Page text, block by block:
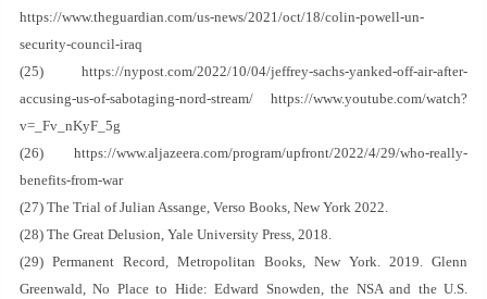
https://www.theguardian.com/us-news/2021/oct/18/colin-powell-un-
security-council-iraq
(25) https://nypost.com/2022/10/04/jeffrey-sachs-yanked-off-air-after-
accusing-us-of-sabotaging-nord-stream/ https://www.youtube.com/watch?
v=_Fv_nKyF_5g
(26) https://www.aljazeera.com/program/upfront/2022/4/29/who-really-
benefits-from-war
(27) The Trial of Julian Assange, Verso Books, New York 2022.
(28) The Great Delusion, Yale University Press, 2018.
(29) Permanent Record, Metropolitan Books, New York. 2019. Glenn
Greenwald, No Place to Hide: Edward Snowden, the NSA and the U.S.